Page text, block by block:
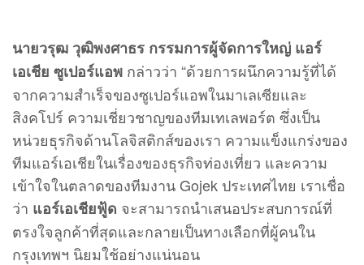
นายวรุฒ วุฒิพงศาธร กรรมการผู้จัดการใหญ่ แอร์
เอเชีย ซูเปอร์แอพ กล่าวว่า “ด้วยการผนึกความรู้ที่ได้
จากความสำเร็จของซูเปอร์แอพในมาเลเซียและ
สิงคโปร์ ความเชี่ยวชาญของทีมเทเลพอร์ต ซึ่งเป็น
หน่วยธุรกิจด้านโลจิสติกส์ของเรา ความแข็งแกร่งของ
ทีมแอร์เอเชียในเรื่องของธุรกิจท่องเที่ยว และความ
เข้าใจในตลาดของทีมงาน Gojek ประเทศไทย เราเชื่อ
ว่า แอร์เอเชียฟู้ด จะสามารถนำเสนอประสบการณ์ที่
ตรงใจลูกค้าที่สุดและกลายเป็นทางเลือกที่ผู้คนใน
กรุงเทพฯ นิยมใช้อย่างแน่นอน